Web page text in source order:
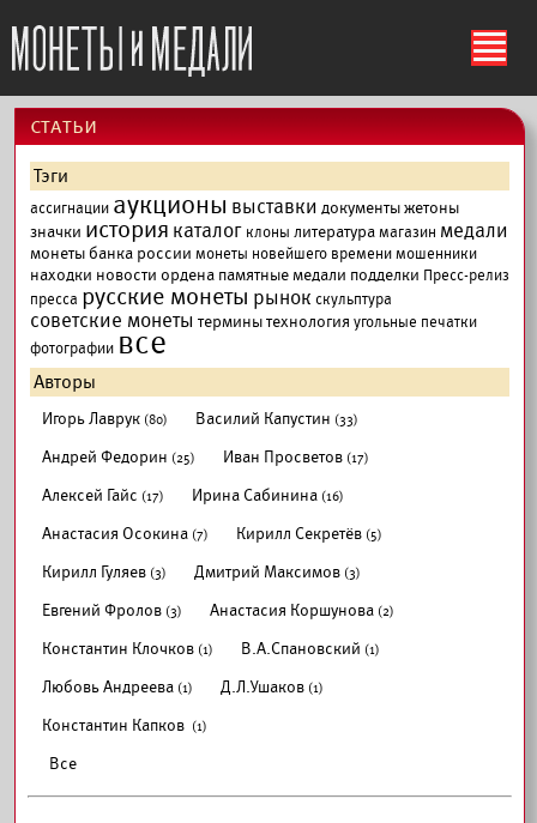
ś
cтатьи
Тэги
ассигнации аукционы выставки документыжетоны
значки история каталог клоны литературамагазин медали
монеты банка россии монеты новейшего временимошенники
находки новости ордена памятные медали подделки Пресс-релиз
пресса русские монеты рынок скульптура
советские монеты терминытехнология угольные печатки
фотографии все
Авторы
Игорь Лаврук (80) Василий Капустин (33)
Андрей Федорин (25) Иван Просветов (17)
Алексей Гайс (17) Ирина Сабинина (16)
Анастасия Осокина (7) Кирилл Секретёв (5)
Кирилл Гуляев (3) Дмитрий Максимов (3)
Евгений Фролов (3) Анастасия Коршунова (2)
Константин Клочков (1) В.А.Спановский (1)
Любовь Андреева (1) Д.Л.Ушаков (1)
Константин Капков (1)
Все